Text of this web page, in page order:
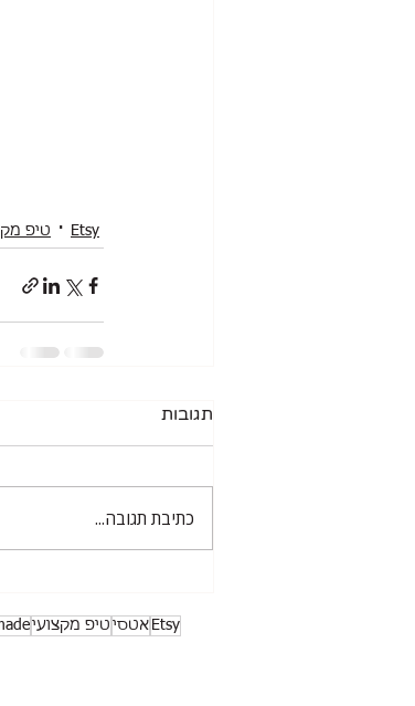
Etsy
טיפ
תגובות
כתיבת תגובה...
Etsy אטסי טיפ מקצועי